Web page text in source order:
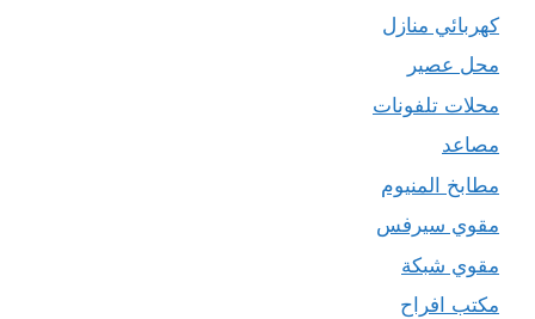
كهربائي منازل
محل عصير
محلات تلفونات
مصاعد
مطابخ المنيوم
مقوي سيرفس
مقوي شبكة
مكتب افراح